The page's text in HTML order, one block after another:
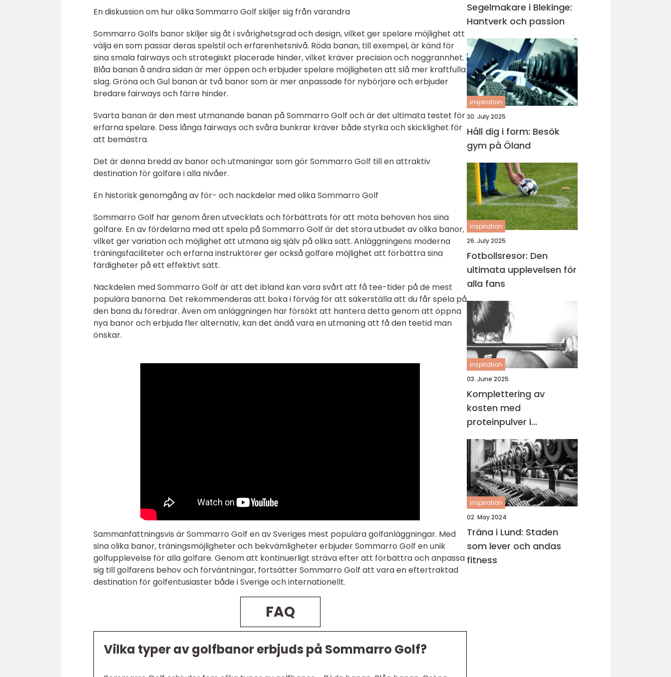
En diskussion om hur olika Sommarro Golf skiljer sig från varandra
Sommarro Golfs banor skiljer sig åt i svårighetsgrad och design, vilket ger spelare möjlighet att
välja en som passar deras spelstil och erfarenhetsnivå. Röda banan, till exempel, är känd för
sina smala fairways och strategiskt placerade hinder, vilket kräver precision och noggrannhet.
Blåa banan å andra sidan är mer öppen och erbjuder spelare möjligheten att slå mer kraftfulla
slag. Gröna och Gul banan är två banor som är mer anpassade för nybörjare och erbjuder
bredare fairways och färre hinder.
Svarta banan är den mest utmanande banan på Sommarro Golf och är det ultimata testet för
erfarna spelare. Dess långa fairways och svåra bunkrar kräver både styrka och skicklighet för
att bemästra.
Det är denna bredd av banor och utmaningar som gör Sommarro Golf till en attraktiv
destination för golfare i alla nivåer.
En historisk genomgång av för- och nackdelar med olika Sommarro Golf
Sommarro Golf har genom åren utvecklats och förbättrats för att möta behoven hos sina
golfare. En av fördelarna med att spela på Sommarro Golf är det stora utbudet av olika banor,
vilket ger variation och möjlighet att utmana sig själv på olika sätt. Anläggningens moderna
träningsfaciliteter och erfarna instruktörer ger också golfare möjlighet att förbättra sina
färdigheter på ett effektivt sätt.
Nackdelen med Sommarro Golf är att det ibland kan vara svårt att få tee-tider på de mest
populära banorna. Det rekommenderas att boka i förväg för att säkerställa att du får spela på
den bana du föredrar. Även om anläggningen har försökt att hantera detta genom att öppna
nya banor och erbjuda fler alternativ, kan det ändå vara en utmaning att få den teetid man
önskar.
Sammanfattningsvis är Sommarro Golf en av Sveriges mest populära golfanläggningar. Med
sina olika banor, träningsmöjligheter och bekvämligheter erbjuder Sommarro Golf en unik
golfupplevelse för alla golfare. Genom att kontinuerligt sträva efter att förbättra och anpassa
sig till golfarens behov och förväntningar, fortsätter Sommarro Golf att vara en eftertraktad
destination för golfentusiaster både i Sverige och internationellt.
FAQ
Vilka typer av golfbanor erbjuds på Sommarro Golf?
Segelmakare i Blekinge:
Hantverk och passion
inspiration
30. July 2025
Håll dig i form: Besök
gym på Öland
inspiration
26. July 2025
Fotbollsresor: Den
ultimata upplevelsen för
alla fans
inspiration
03. June 2025
Komplettering av
kosten med
proteinpulver i
Göteborg
inspiration
02. May 2024
Träna i Lund: Staden
som lever och andas
fitness